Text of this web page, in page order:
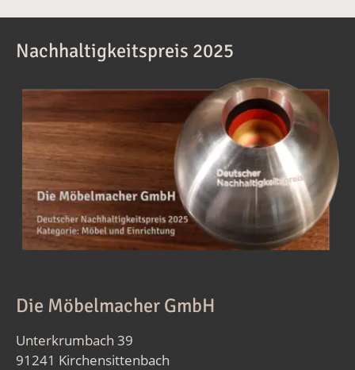
Nachhaltigkeitspreis 2025
Die Möbelmacher GmbH
Unterkrumbach 39
91241 Kirchensittenbach